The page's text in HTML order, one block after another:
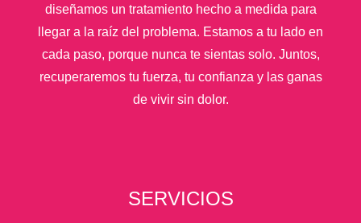
diseñamos un tratamiento hecho a medida para
llegar a la raíz del problema. Estamos a tu lado en
cada paso, porque nunca te sientas solo. Juntos,
recuperaremos tu fuerza, tu confianza y las ganas
de vivir sin dolor.
SERVICIOS